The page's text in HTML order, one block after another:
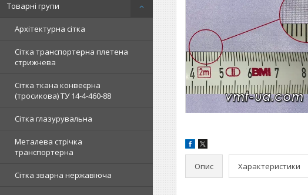
Товарні групи
Архітектурна сітка
Сітка транспортерна плетена
стрижнева
Сітка ткана конвеєрна
(тросикова) ТУ 14-4-460-88
Сітка глазурувальна
Металева стрічка
транспортерна
Сітка зварна нержавіюча
Опис Характеристики